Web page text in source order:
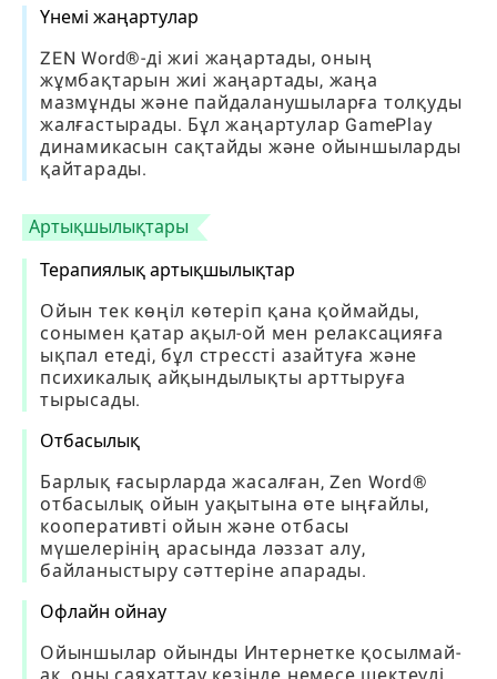
Үнемі жаңартулар
ZEN Word®-ді жиі жаңартады, оның
жұмбақтарын жиі жаңартады, жаңа
мазмұнды және пайдаланушыларға толқуды
жалғастырады. Бұл жаңартулар GamePlay
динамикасын сақтайды және ойыншыларды
қайтарады.
Артықшылықтары
Терапиялық артықшылықтар
Ойын тек көңіл көтеріп қана қоймайды,
сонымен қатар ақыл-ой мен релаксацияға
ықпал етеді, бұл стрессті азайтуға және
психикалық айқындылықты арттыруға
тырысады.
Отбасылық
Барлық ғасырларда жасалған, Zen Word®
отбасылық ойын уақытына өте ыңғайлы,
кооперативті ойын және отбасы
мүшелерінің арасында ләззат алу,
байланыстыру сәттеріне апарады.
Офлайн ойнау
Ойыншылар ойынды Интернетке қосылмай-